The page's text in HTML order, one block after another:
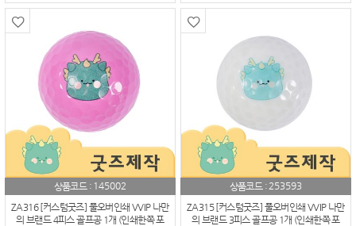
상품코드 : 145002
ZA316 [커스텀굿즈] 풀오버인쇄 VVIP 나만
의 브랜드 4피스 골프공 1개 (인쇄한쪽 포
상품코드 :253593
ZA315 [커스텀굿즈] 풀오버인쇄 VVIP 나만
의 브랜드 3피스 골프공 1개 (인쇄한쪽 포